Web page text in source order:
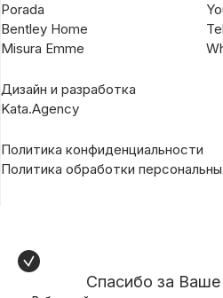
Porada
Bentley Home
Misura Emme
Дизайн и разработка
Kata.Agency
Политика конфиденциальности
Политика обработки
Спасибо за